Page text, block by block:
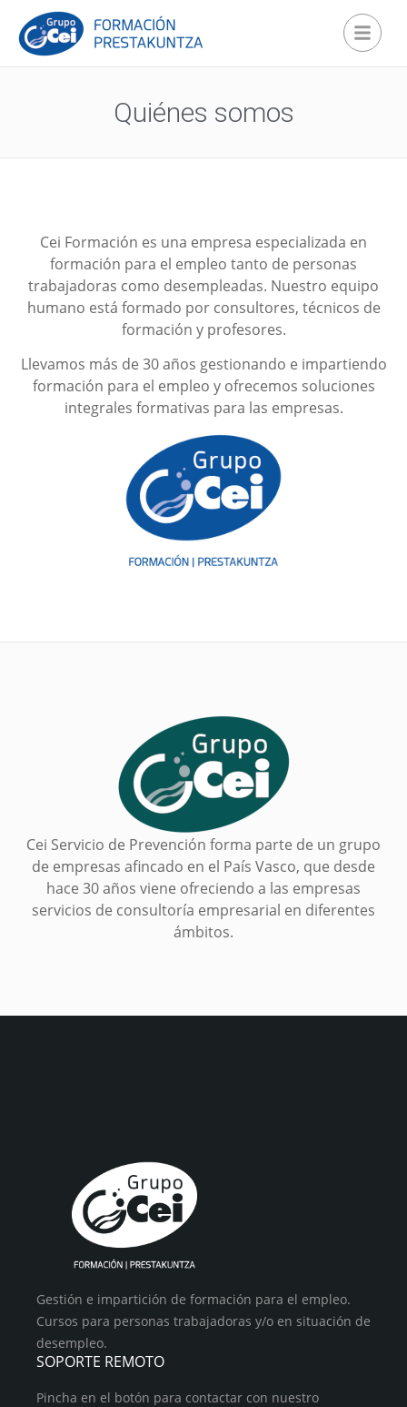
Quiénes somos
Cei Formación es una empresa especializada en
formación para el empleo tanto de personas
trabajadoras como desempleadas. Nuestro equipo
humano está formado por consultores, técnicos de
formación y profesores.
Llevamos más de 30 años gestionando e impartiendo
formación para el empleo y ofrecemos soluciones
integrales formativas para las empresas.
Cei Servicio de Prevención forma parte de un grupo
de empresas afincado en el País Vasco, que desde
hace 30 años viene ofreciendo a las empresas
servicios de consultoría empresarial en diferentes
ámbitos.
Gestión e impartición de formación para el empleo.
Cursos para personas trabajadoras y/o en situación de
desempleo.
SOPORTE REMOTO
Pincha en el botón para contactar con nuestro